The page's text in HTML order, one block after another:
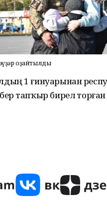
оҙайтылды
1 ғинуарынан
бер тапҡыр бирелә